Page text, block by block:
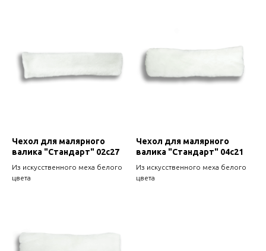
Чехол для малярного
валика "Стандарт" 02с27
Из искусственного меха белого
цвета
Чехол для малярного
валика "Стандарт" 04с21
Из искусственного меха белого
цвета